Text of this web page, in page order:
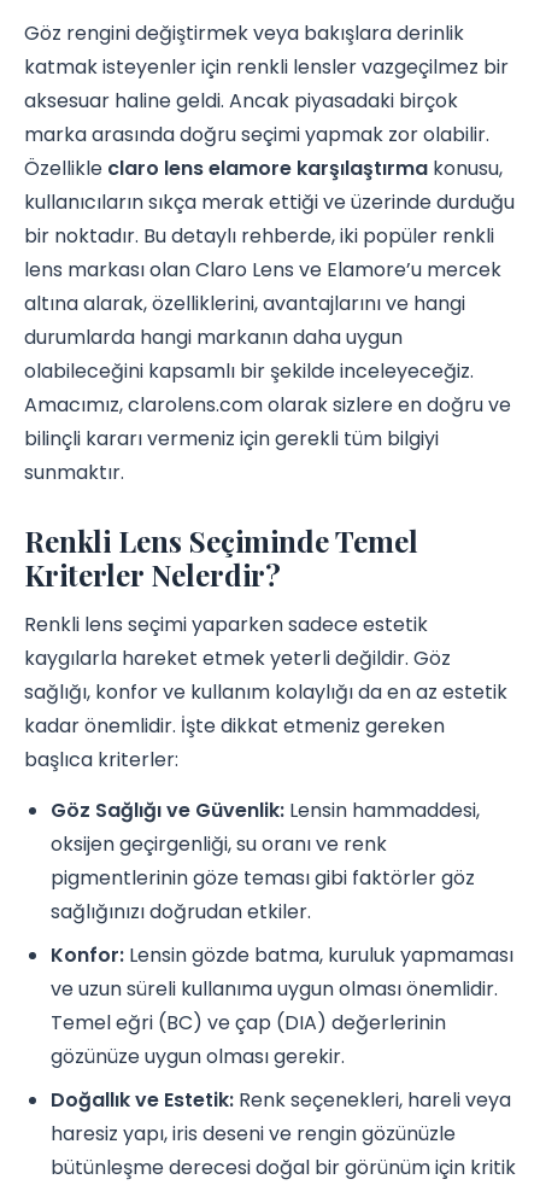
Göz rengini değiştirmek veya bakışlara derinlik
katmak isteyenler için renkli lensler vazgeçilmez bir
aksesuar haline geldi. Ancak piyasadaki birçok
marka arasında doğru seçimi yapmak zor olabilir.
Özellikle claro lens elamore karşılaştırma konusu,
kullanıcıların sıkça merak ettiği ve üzerinde durduğu
bir noktadır. Bu detaylı rehberde, iki popüler renkli
lens markası olan Claro Lens ve Elamore’u mercek
altına alarak, özelliklerini, avantajlarını ve hangi
durumlarda hangi markanın daha uygun
olabileceğini kapsamlı bir şekilde inceleyeceğiz.
Amacımız, clarolens.com olarak sizlere en doğru ve
bilinçli kararı vermeniz için gerekli tüm bilgiyi
sunmaktır.
Renkli Lens Seçiminde Temel
Kriterler Nelerdir?
Renkli lens seçimi yaparken sadece estetik
kaygılarla hareket etmek yeterli değildir. Göz
sağlığı, konfor ve kullanım kolaylığı da en az estetik
kadar önemlidir. İşte dikkat etmeniz gereken
başlıca kriterler:
Göz Sağlığı ve Güvenlik: Lensin hammaddesi,
oksijen geçirgenliği, su oranı ve renk
pigmentlerinin göze teması gibi faktörler göz
sağlığınızı doğrudan etkiler.
Konfor: Lensin gözde batma, kuruluk yapmaması
ve uzun süreli kullanıma uygun olması önemlidir.
Temel eğri (BC) ve çap (DIA) değerlerinin
gözünüze uygun olması gerekir.
Doğallık ve Estetik: Renk seçenekleri, hareli veya
haresiz yapı, iris deseni ve rengin gözünüzle
bütünleşme derecesi doğal bir görünüm için kritik